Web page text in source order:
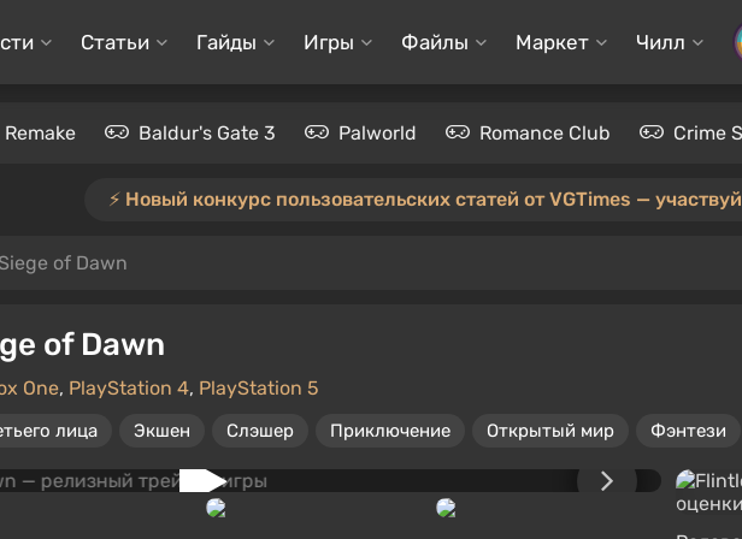
Статьи Гайды Игры Файлы Маркет Чилл
Baldur's Gate 3 Palworld Romance Club Crime
⚡️ Новый конкурс пользовательских статей от VGTimes —
of Dawn
of Dawn
One, PlayStation 4, PlayStation 5
лица Экшен Слэшер Приключение Открытый мир Фэнтези